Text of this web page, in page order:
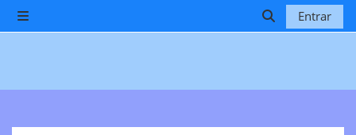
Salta al contenido principal
Panel lateral
Selector de
Entrar